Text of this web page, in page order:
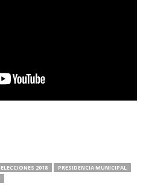
ELECCIONES 2018
PRESIDENCIA MUNICIPAL